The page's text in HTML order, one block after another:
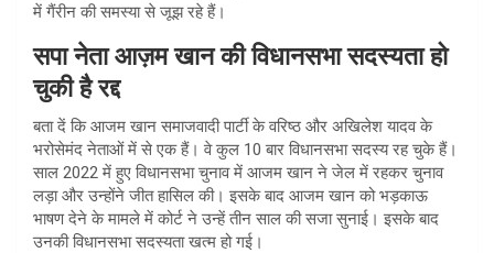
में गैंरीन की समस्या से जूझ रहे हैं।
सपा नेता आज़म खान की विधानसभा सदस्यता हो
चुकी है रद्द
बता दें कि आजम खान समाजवादी पार्टी के वरिष्ठ और अखिलेश यादव के
भरोसेमंद नेताओं में से एक हैं। वे कुल 10 बार विधानसभा सदस्य रह चुके हैं।
साल 2022 में हुए विधानसभा चुनाव में आजम खान ने जेल में रहकर चुनाव
लड़ा और उन्होंने जीत हासिल की। इसके बाद आजम खान को भड़काऊ
भाषण देने के मामले में कोर्ट ने उन्हें तीन साल की सजा सुनाई। इसके बाद
उनकी विधानसभा सदस्यता खत्म हो गई।